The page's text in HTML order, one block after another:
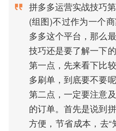
拼多多运营实战技巧
(组图)不过作为一个
多多这个平台，那么
技巧还是要了解一下
第一点，先来看下比
多刷单，到底要不要
第二点，一定要注意
的订单。首先是说到
方便，节省成本，去